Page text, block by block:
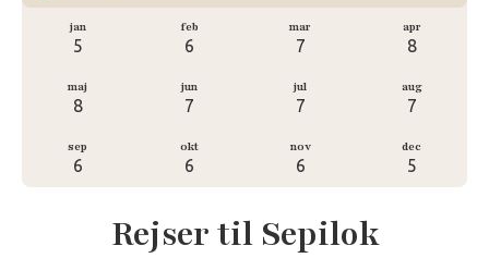
jan
5
feb
6
mar
7
apr
8
maj
8
jun
7
jul
7
aug
7
sep
6
okt
6
nov
6
dec
5
Rejser til Sepilok